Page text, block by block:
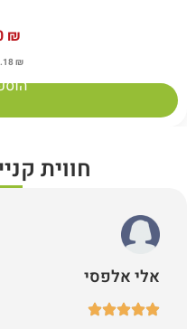
₪
₪
חווית
אלי אלפסי